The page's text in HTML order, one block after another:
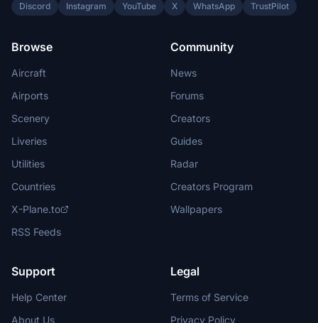
Discord Instagram YouTube X WhatsApp TrustPilot
Browse
Aircraft
Airports
Scenery
Liveries
Utilities
Countries
X-Plane.to
RSS Feeds
Community
News
Forums
Creators
Guides
Radar
Creators Program
Wallpapers
Support
Help Center
About Us
Legal
Terms of Service
Privacy Policy